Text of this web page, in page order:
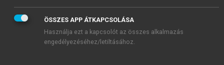
ÖSSZES APP ÁTKAPCSOLÁSA
Használja ezt a kapcsolót az összes alkalmazás
engedélyezéséhez/letiltásához.